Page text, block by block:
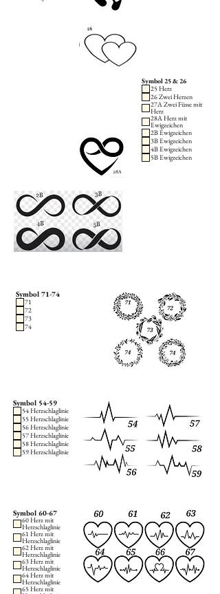
Symbol 25 & 26
25 Herz
26 Zwei Herzen
27A Zwei Füsse mit
Herz
28A Herz mit
Ewigzeichen
2B Ewigzeichen
3B Ewigzeichen
4B Ewigzeichen
5B Ewigzeichen
Symbol 71-74
71
72
73
74
Symbol 54-59
54 Herzschlaglinie
55 Herzschlaglinie
56 Herzschlaglinie
57 Herzschlaglinie
58 Herzschlaglinie
59 Herzschlaglinie
Symbol 60-67
60 Herz mit
Herzschlaglinie
61 Herz mit
Herzschlaglinie
62 Herz mit
Herzschlaglinie
63 Herz mit
Herzschlaglinie
64 Herz mit
Herzschlaglinie
65 Herz mit